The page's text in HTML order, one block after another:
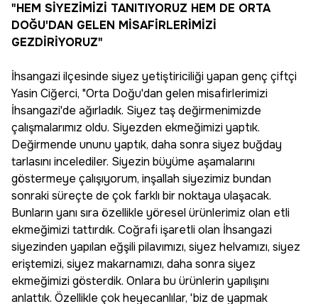
"HEM SİYEZİMİZİ TANITIYORUZ HEM DE ORTA
DOĞU'DAN GELEN MİSAFİRLERİMİZİ
GEZDİRİYORUZ"
İhsangazi ilçesinde siyez yetiştiriciliği yapan genç çiftçi
Yasin Ciğerci, "Orta Doğu'dan gelen misafirlerimizi
İhsangazi'de ağırladık. Siyez taş değirmenimizde
çalışmalarımız oldu. Siyezden ekmeğimizi yaptık.
Değirmende ununu yaptık, daha sonra siyez buğday
tarlasını incelediler. Siyezin büyüme aşamalarını
göstermeye çalışıyorum, inşallah siyezimiz bundan
sonraki süreçte de çok farklı bir noktaya ulaşacak.
Bunların yanı sıra özellikle yöresel ürünlerimiz olan etli
ekmeğimizi tattırdık. Coğrafi işaretli olan İhsangazi
siyezinden yapılan eğşili pilavımızı, siyez helvamızı, siyez
eriştemizi, siyez makarnamızı, daha sonra siyez
ekmeğimizi gösterdik. Onlara bu ürünlerin yapılışını
anlattık. Özellikle çok heyecanlılar, 'biz de yapmak